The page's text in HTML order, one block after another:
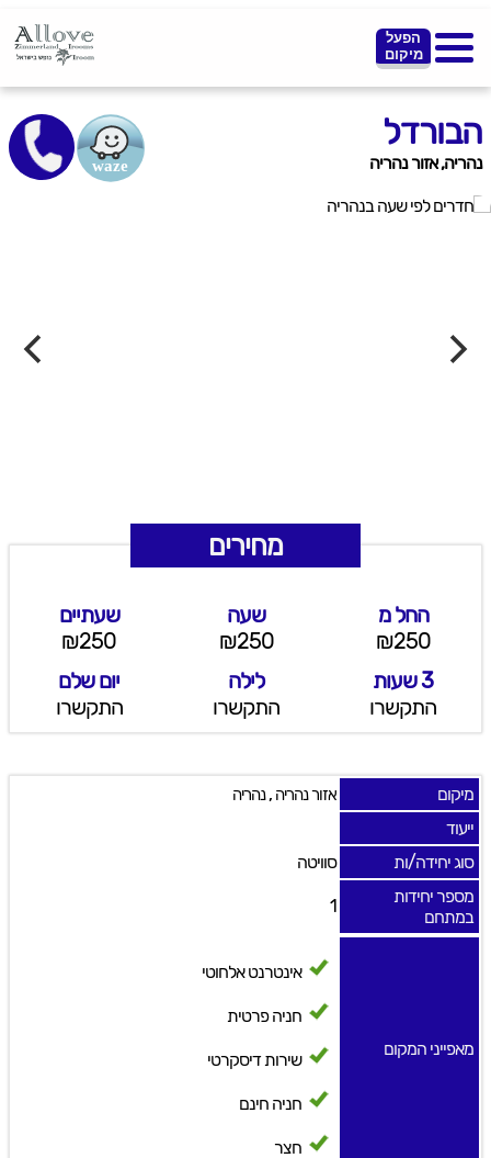
הפעל
מיקום
הבורדל
נהריה, אזור נהריה
מחירים
החל מ
₪250
שעה
₪250
שעתיים
₪250
3 שעות
התקשרו
לילה
התקשרו
יום שלם
התקשרו
מיקום אזור נהריה,נהריה
ייעוד
סוג יחידה/ות
סוויטה
מספר יחידות
במתחם
1
מאפייני המקום
אינטרנט אלחוטי
חניה פרטית
שירות דיסקרטי
חניה חינם
חצר